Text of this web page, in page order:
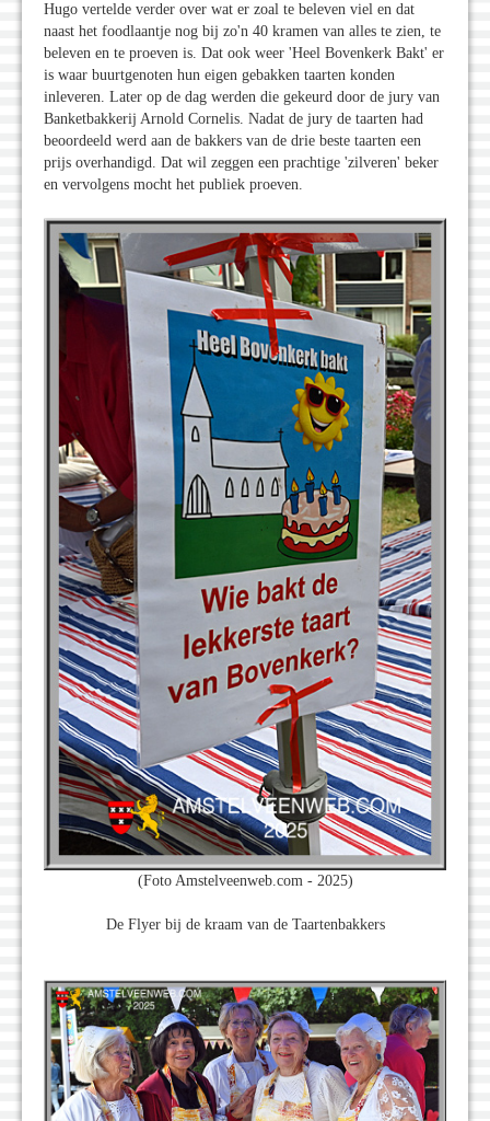
Hugo vertelde verder over wat er zoal te beleven viel en dat
naast het foodlaantje nog bij zo'n 40 kramen van alles te zien, te
beleven en te proeven is. Dat ook weer 'Heel Bovenkerk Bakt' er
is waar buurtgenoten hun eigen gebakken taarten konden
inleveren. Later op de dag werden die gekeurd door de jury van
Banketbakkerij Arnold Cornelis. Nadat de jury de taarten had
beoordeeld werd aan de bakkers van de drie beste taarten een
prijs overhandigd. Dat wil zeggen een prachtige 'zilveren' beker
en vervolgens mocht het publiek proeven.
(Foto Amstelveenweb.com - 2025)
De Flyer bij de kraam van de Taartenbakkers